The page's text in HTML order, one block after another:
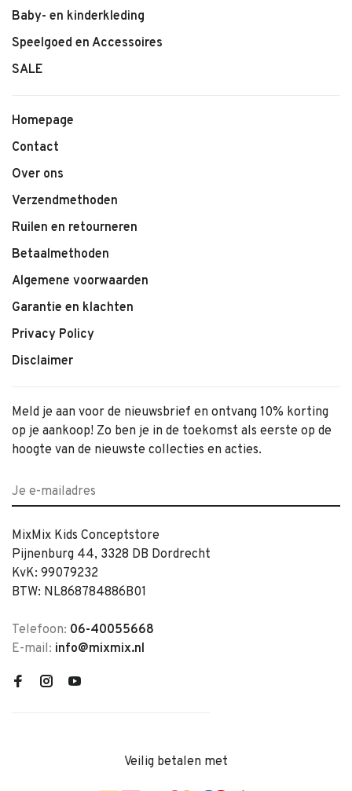
Baby- en kinderkleding
Speelgoed en Accessoires
SALE
Homepage
Contact
Over ons
Verzendmethoden
Ruilen en retourneren
Betaalmethoden
Algemene voorwaarden
Garantie en klachten
Privacy Policy
Disclaimer
Meld je aan voor de nieuwsbrief en ontvang 10% korting
op je aankoop! Zo ben je in de toekomst als eerste op de
hoogte van de nieuwste collecties en acties.
MixMix Kids Conceptstore
Pijnenburg 44, 3328 DB Dordrecht
KvK: 99079232
BTW: NL868784886B01
Telefoon: 06-40055668
E-mail: info@mixmix.nl
Veilig betalen met